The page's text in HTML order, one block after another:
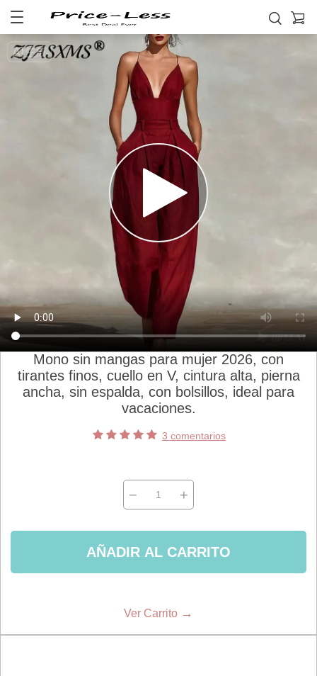
Mono sin mangas para mujer 2026, con
tirantes finos, cuello en V, cintura alta, pierna
ancha, sin espalda, con bolsillos, ideal para
vacaciones.
3 comentarios
− +
AÑADIR AL CARRITO
Ver Carrito →